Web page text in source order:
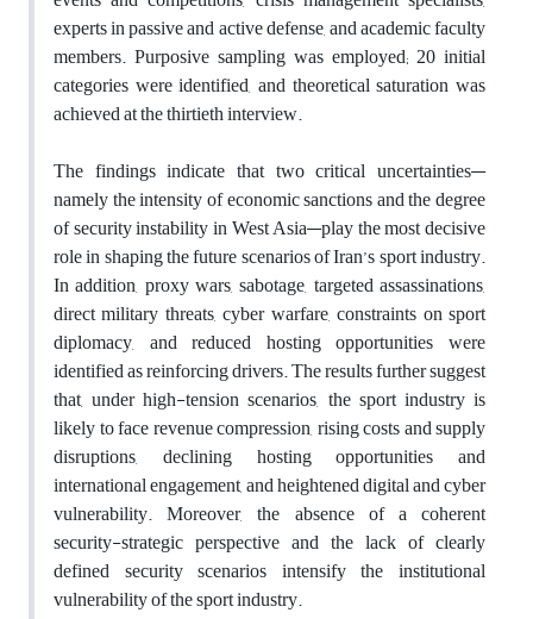
experts in passive and active defense, and academic faculty
members. Purposive sampling was employed; 20 initial
categories were identified, and theoretical saturation was
achieved at the thirtieth interview.
The findings indicate that two critical uncertainties—
namely the intensity of economic sanctions and the degree
of security instability in West Asia—play the most decisive
role in shaping the future scenarios of Iran’s sport industry.
In addition, proxy wars, sabotage, targeted assassinations,
direct military threats, cyber warfare, constraints on sport
diplomacy, and reduced hosting opportunities were
identified as reinforcing drivers. The results further suggest
that, under high-tension scenarios, the sport industry is
likely to face revenue compression, rising costs and supply
disruptions, declining hosting opportunities and
international engagement, and heightened digital and cyber
vulnerability. Moreover, the absence of a coherent
security-strategic perspective and the lack of clearly
defined security scenarios intensify the institutional
vulnerability of the sport industry.